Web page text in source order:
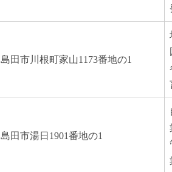
島田市川根町家山1173番地の1
島田市湯日1901番地の1